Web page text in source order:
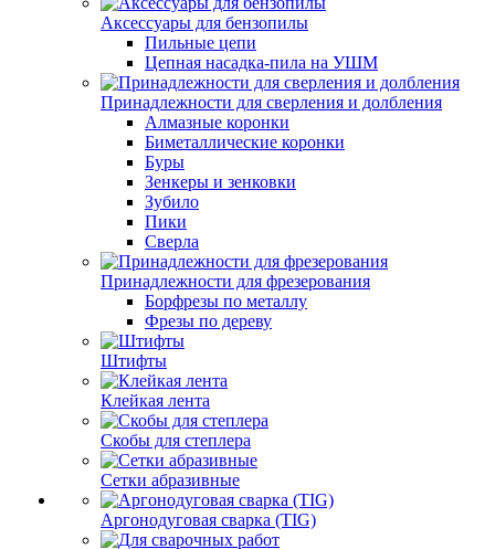
Аксессуары для бензопилы
Пильные цепи
Цепная насадка-пила на УШМ
Принадлежности для сверления и долбления
Алмазные коронки
Биметаллические коронки
Буры
Зенкеры и зенковки
Зубило
Пики
Сверла
Принадлежности для фрезерования
Борфрезы по металлу
Фрезы по дереву
Штифты
Клейкая лента
Скобы для степлера
Сетки абразивные
Аргонодуговая сварка (TIG)